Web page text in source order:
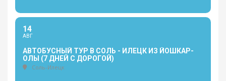
14
АВГ
АВТОБУСНЫЙ ТУР В СОЛЬ - ИЛЕЦК ИЗ ЙОШКАР-
ОЛЫ (7 ДНЕЙ С ДОРОГОЙ)
Соль-Илецк